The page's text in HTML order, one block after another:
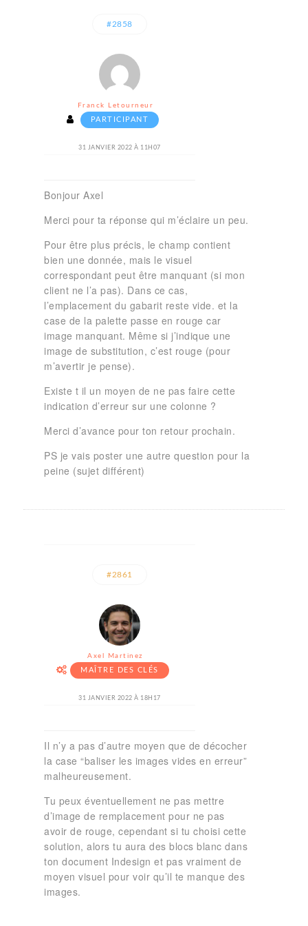
#2858
Franck Letourneur
PARTICIPANT
31 JANVIER 2022 À 11H07
Bonjour Axel
Merci pour ta réponse qui m’éclaire un peu.
Pour être plus précis, le champ contient
bien une donnée, mais le visuel
correspondant peut être manquant (si mon
client ne l’a pas). Dans ce cas,
l’emplacement du gabarit reste vide. et la
case de la palette passe en rouge car
image manquant. Même si j’indique une
image de substitution, c’est rouge (pour
m’avertir je pense).
Existe t il un moyen de ne pas faire cette
indication d’erreur sur une colonne ?
Merci d’avance pour ton retour prochain.
PS je vais poster une autre question pour la
peine (sujet différent)
#2861
Axel Martinez
MAÎTRE DES CLÉS
31 JANVIER 2022 À 18H17
Il n’y a pas d’autre moyen que de décocher
la case “baliser les images vides en erreur”
malheureusement.
Tu peux éventuellement ne pas mettre
d’image de remplacement pour ne pas
avoir de rouge, cependant si tu choisi cette
solution, alors tu aura des blocs blanc dans
ton document Indesign et pas vraiment de
moyen visuel pour voir qu’il te manque des
images.